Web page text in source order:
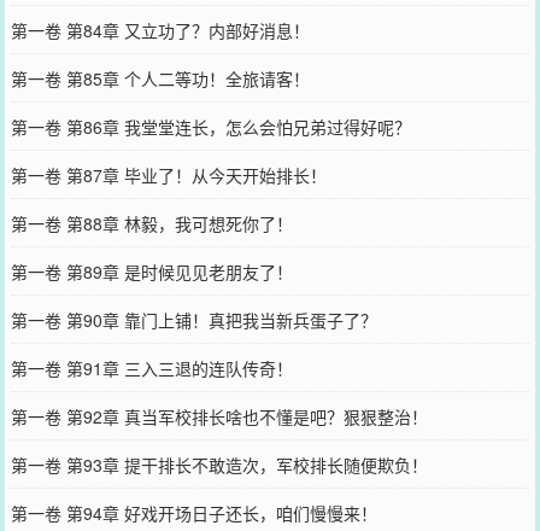
第一卷 第84章 又立功了？内部好消息！
第一卷 第85章 个人二等功！全旅请客！
第一卷 第86章 我堂堂连长，怎么会怕兄弟过得好呢？
第一卷 第87章 毕业了！从今天开始排长！
第一卷 第88章 林毅，我可想死你了！
第一卷 第89章 是时候见见老朋友了！
第一卷 第90章 靠门上铺！真把我当新兵蛋子了？
第一卷 第91章 三入三退的连队传奇！
第一卷 第92章 真当军校排长啥也不懂是吧？狠狠整治！
第一卷 第93章 提干排长不敢造次，军校排长随便欺负！
第一卷 第94章 好戏开场日子还长，咱们慢慢来！